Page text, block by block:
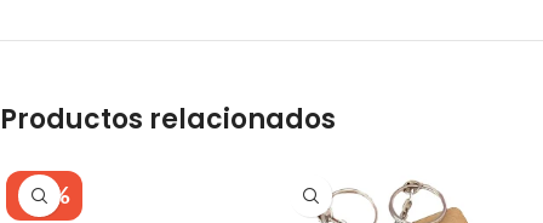
Productos relacionados
-20%